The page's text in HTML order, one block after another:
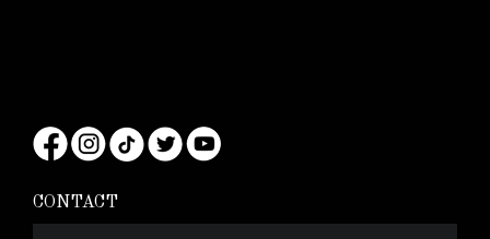
CONTACT